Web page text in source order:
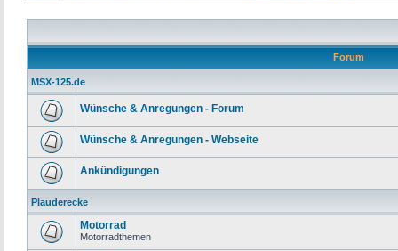
Forum
MSX-125.de
Wünsche & Anregungen - Forum
Wünsche & Anregungen - Webseite
Ankündigungen
Plauderecke
Motorrad
Motorradthemen